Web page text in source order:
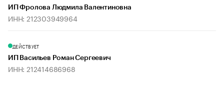
ИП Фролова Людмила Валентиновна
ИНН: 212303949964
ДЕЙСТВУЕТ
ИП Васильев Роман Сергеевич
ИНН: 212414686968